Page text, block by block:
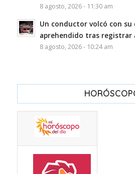
8 agosto, 2026 - 11:30 am
Un conductor volcó con
aprehendido tras registrar
8 agosto, 2026 - 10:24 am